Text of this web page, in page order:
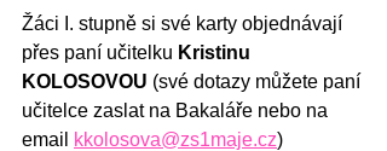
Žáci I. stupně si své karty objednávají
přes paní učitelku Kristinu
KOLOSOVOU (své dotazy můžete paní
učitelce zaslat na Bakaláře nebo na
email
kkolosova@zs1maje.cz)